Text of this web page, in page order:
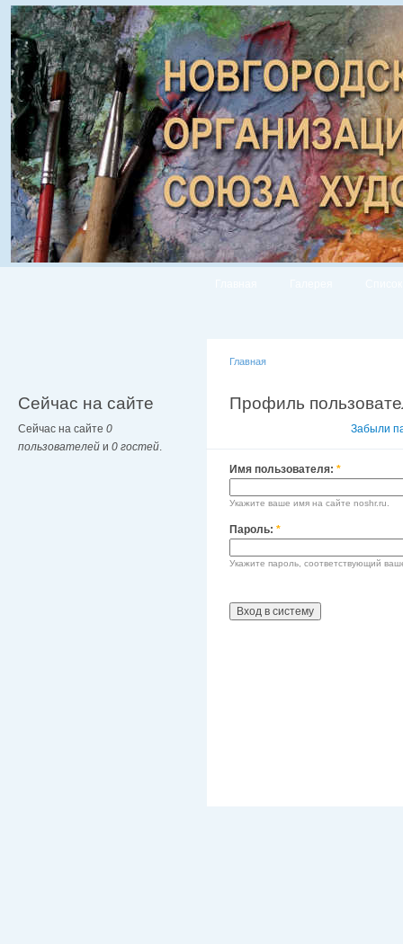
Сейчас на сайте
Сейчас на сайте 0
пользователей и 0 гостей.
Главная
Профиль
Забыли
Имя пользователя: *
Укажите ваше имя на сайте noshr.ru.
Пароль: *
Укажите пароль, соответствующий